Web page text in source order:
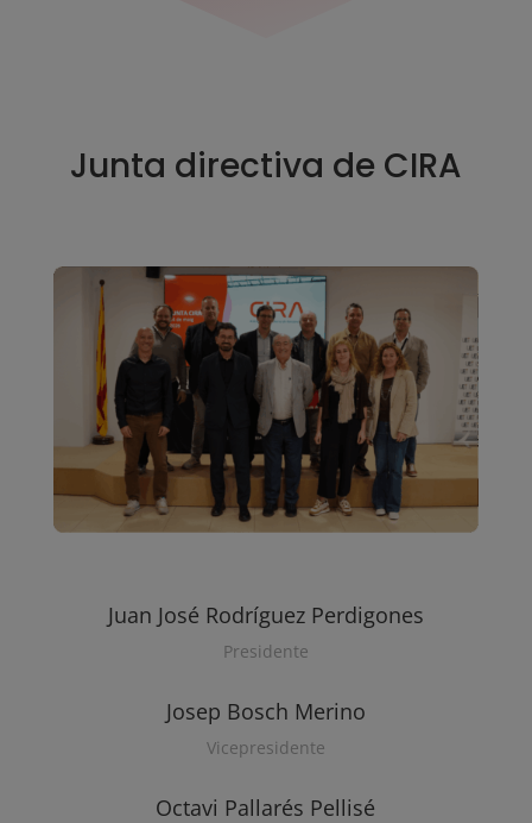
Junta directiva de CIRA
Juan José Rodríguez Perdigones
Presidente
Josep Bosch Merino
Vicepresidente
Octavi Pallarés Pellisé